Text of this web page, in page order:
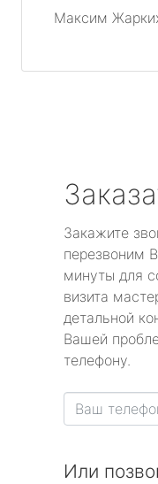
Максим
Закажите
перезвоним
минуты для
визита
детальной
Вашей
телефону.
Или